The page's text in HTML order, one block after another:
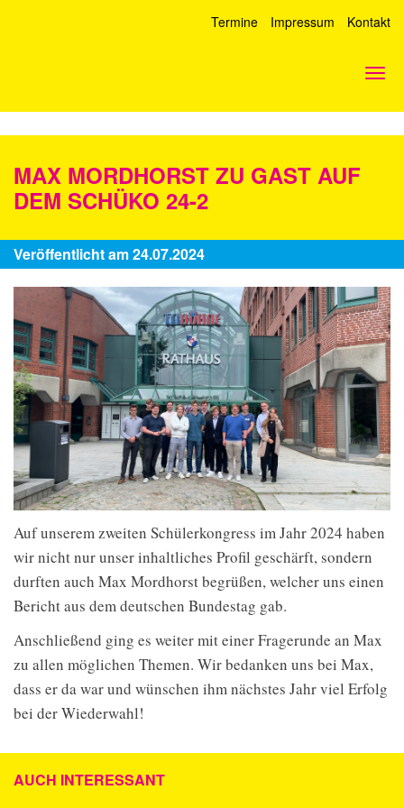
Termine Impressum Kontakt
MAX MORDHORST ZU GAST AUF
DEM SCHÜKO 24-2
Veröffentlicht am 24.07.2024
Auf unserem zweiten Schülerkongress im Jahr 2024 haben
wir nicht nur unser inhaltliches Profil geschärft, sondern
durften auch Max Mordhorst begrüßen, welcher uns einen
Bericht aus dem deutschen Bundestag gab.
Anschließend ging es weiter mit einer Fragerunde an Max
zu allen möglichen Themen. Wir bedanken uns bei Max,
dass er da war und wünschen ihm nächstes Jahr viel Erfolg
bei der Wiederwahl!
AUCH INTERESSANT